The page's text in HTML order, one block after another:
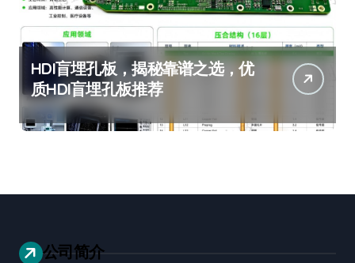
HDI盲埋孔板，揭秘靠谱之选，优
质HDI盲埋孔板推荐
公司简介